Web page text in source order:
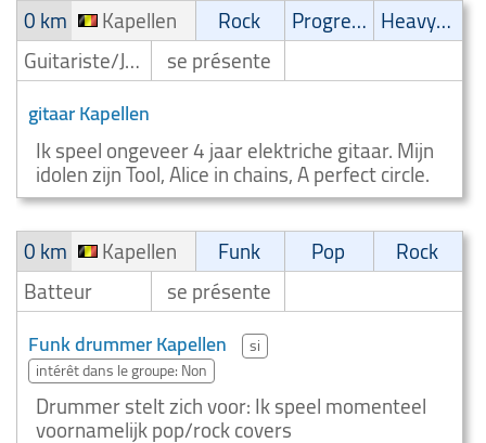
0 km
Kapellen Rock Progressive
Heavy-Metal
Guitariste/Joueur de guitare
se présente
gitaar Kapellen
Ik speel ongeveer 4 jaar elektriche gitaar. Mijn
idolen zijn Tool, Alice in chains, A perfect circle.
0 km
Kapellen Funk Pop
Rock
Batteur
se présente
Funk drummer Kapellen
si
intérêt dans le groupe: Non
Drummer stelt zich voor: Ik speel momenteel
voornamelijk pop/rock covers